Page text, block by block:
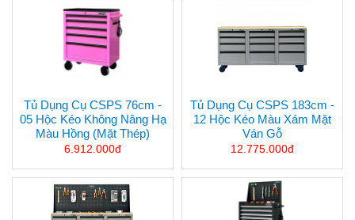
Tủ Dụng Cụ CSPS 76cm -
05 Hộc Kéo Không Nâng Hạ
Màu Hồng (mặt Thép)
6.912.000đ
Tủ Dụng Cụ CSPS 183cm -
12 Hộc Kéo Màu Xám Mặt
Ván Gỗ
12.775.000đ